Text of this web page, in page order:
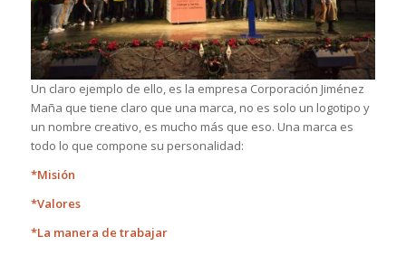
Un claro ejemplo de ello, es la empresa Corporación Jiménez
Maña que tiene claro que una marca, no es solo un logotipo y
un nombre creativo, es mucho más que eso. Una marca es
todo lo que compone su personalidad:
*Misión
*Valores
*La manera de trabajar